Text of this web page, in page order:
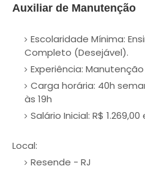
Auxiliar de Manutenção
Escolaridade Mínima:
Completo (Desejável).
Experiência: Manutenção
Carga horária: 40h
às 19h
Salário Inicial: R$
Local:
Resende - RJ